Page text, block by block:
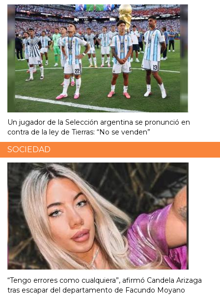
Un jugador de la Selección argentina se pronunció en
contra de la ley de Tierras: “No se venden”
SOCIEDAD
“Tengo errores como cualquiera”, afirmó Candela Arizaga
tras escapar del departamento de Facundo Moyano